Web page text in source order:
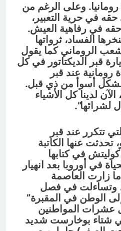
وعلى الرغم من
في حرية التعبير،
حقه في رفاهية العيش.
الفساد، ثرواتها
الروماني كما يقول
قبر الديكتاتور في كل
عند قبر
بشكل أسوأ من ذي قبل.
لدينا كل الأشياء
لشرائها”.
تتكرر عند قبر
تحدثت عنها الكاتبة
في كتابها
في أوروبا بعد انهيار
زارت العاصمة
عام 1994، وتساءلت في فصل
الوطن في المقبرة”
عشرات المواطنين
شتاء بوخارست شديد